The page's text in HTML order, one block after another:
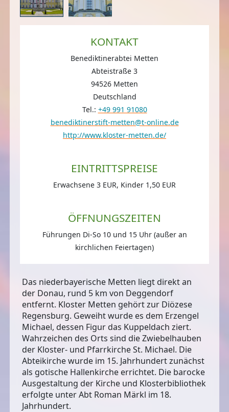
KONTAKT
Benediktinerabtei Metten
Abteistraße 3
94526 Metten
Deutschland
Tel.: +49 991 91080
benediktinerstift-metten@t-online.de
http://www.kloster-metten.de/
EINTRITTSPREISE
Erwachsene 3 EUR, Kinder 1,50 EUR
ÖFFNUNGSZEITEN
Führungen Di-So 10 und 15 Uhr (außer an
kirchlichen Feiertagen)
Das niederbayerische Metten liegt direkt an
der Donau, rund 5 km von Deggendorf
entfernt. Kloster Metten gehört zur Diözese
Regensburg. Geweiht wurde es dem Erzengel
Michael, dessen Figur das Kuppeldach ziert.
Wahrzeichen des Orts sind die Zwiebelhauben
der Kloster- und Pfarrkirche St. Michael. Die
Abteikirche wurde im 15. Jahrhundert zunächst
als gotische Hallenkirche errichtet. Die barocke
Ausgestaltung der Kirche und Klosterbibliothek
erfolgte unter Abt Roman Märkl im 18.
Jahrhundert.